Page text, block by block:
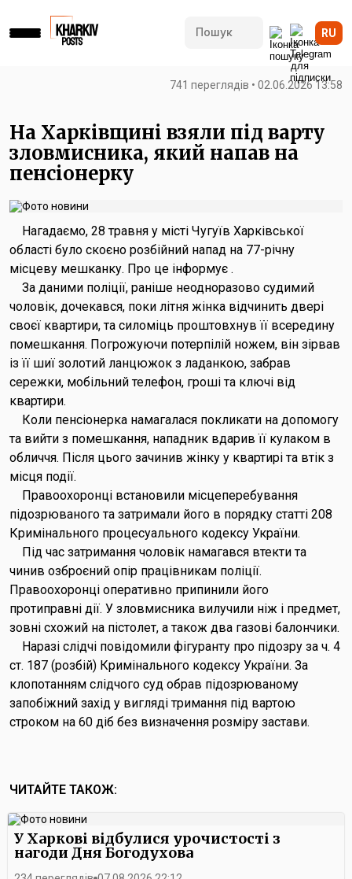
RU
741 переглядів • 02.06.2026 13:58
На Харківщині взяли під варту
зловмисника, який напав на
пенсіонерку
Нагадаємо, 28 травня у місті Чугуїв Харківської
області було скоєно розбійний напад на 77-річну
місцеву мешканку. Про це інформує .
За даними поліції, раніше неодноразово судимий
чоловік, дочекався, поки літня жінка відчинить двері
своєї квартири, та силоміць проштовхнув її всередину
помешкання. Погрожуючи потерпілій ножем, він зірвав
із її шиї золотий ланцюжок з ладанкою, забрав
сережки, мобільний телефон, гроші та ключі від
квартири.
Коли пенсіонерка намагалася покликати на допомогу
та вийти з помешкання, нападник вдарив її кулаком в
обличчя. Після цього зачинив жінку у квартирі та втік з
місця події.
Правоохоронці встановили місцеперебування
підозрюваного та затримали його в порядку статті 208
Кримінального процесуального кодексу України.
Під час затримання чоловік намагався втекти та
чинив озброєний опір працівникам поліції.
Правоохоронці оперативно припинили його
протиправні дії. У зловмисника вилучили ніж і предмет,
зовні схожий на пістолет, а також два газові балончики.
Наразі слідчі повідомили фігуранту про підозру за ч. 4
ст. 187 (розбій) Кримінального кодексу України. За
клопотанням слідчого суд обрав підозрюваному
запобіжний захід у вигляді тримання під вартою
строком на 60 діб без визначення розміру застави.
ЧИТАЙТЕ ТАКОЖ:
У Харкові відбулися урочистості з
нагоди Дня Богодухова